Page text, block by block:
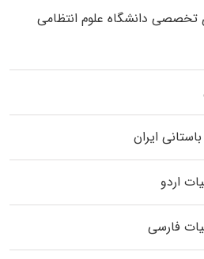
تخصصی داﻧﺸﮕﺎه ﻋﻠﻮم انتظامی
ایران
اردو
فارسی